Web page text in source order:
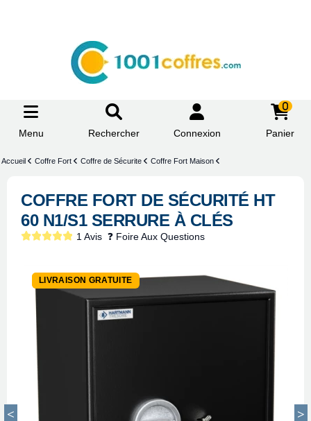
Menu Rechercher Connexion
0
Panier
Accueil Coffre Fort Coffre de Sécurite Coffre Fort Maison
COFFRE FORT DE SÉCURITÉ HT
60 N1/S1 SERRURE À CLÉS
1 Avis ❓ Foire Aux Questions
-28,75%
LIVRAISON GRATUITE